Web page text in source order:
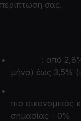
περίπτωση σας.
: από
μήνα) έως 3,5%
πιο οικονομικός
σημασίας - 0%